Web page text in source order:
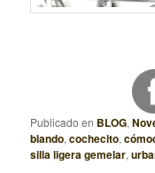
Publicado en BLOG,
blando,cochecito,
silla ligera gemelar,